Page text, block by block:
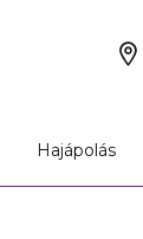
Hajápolás